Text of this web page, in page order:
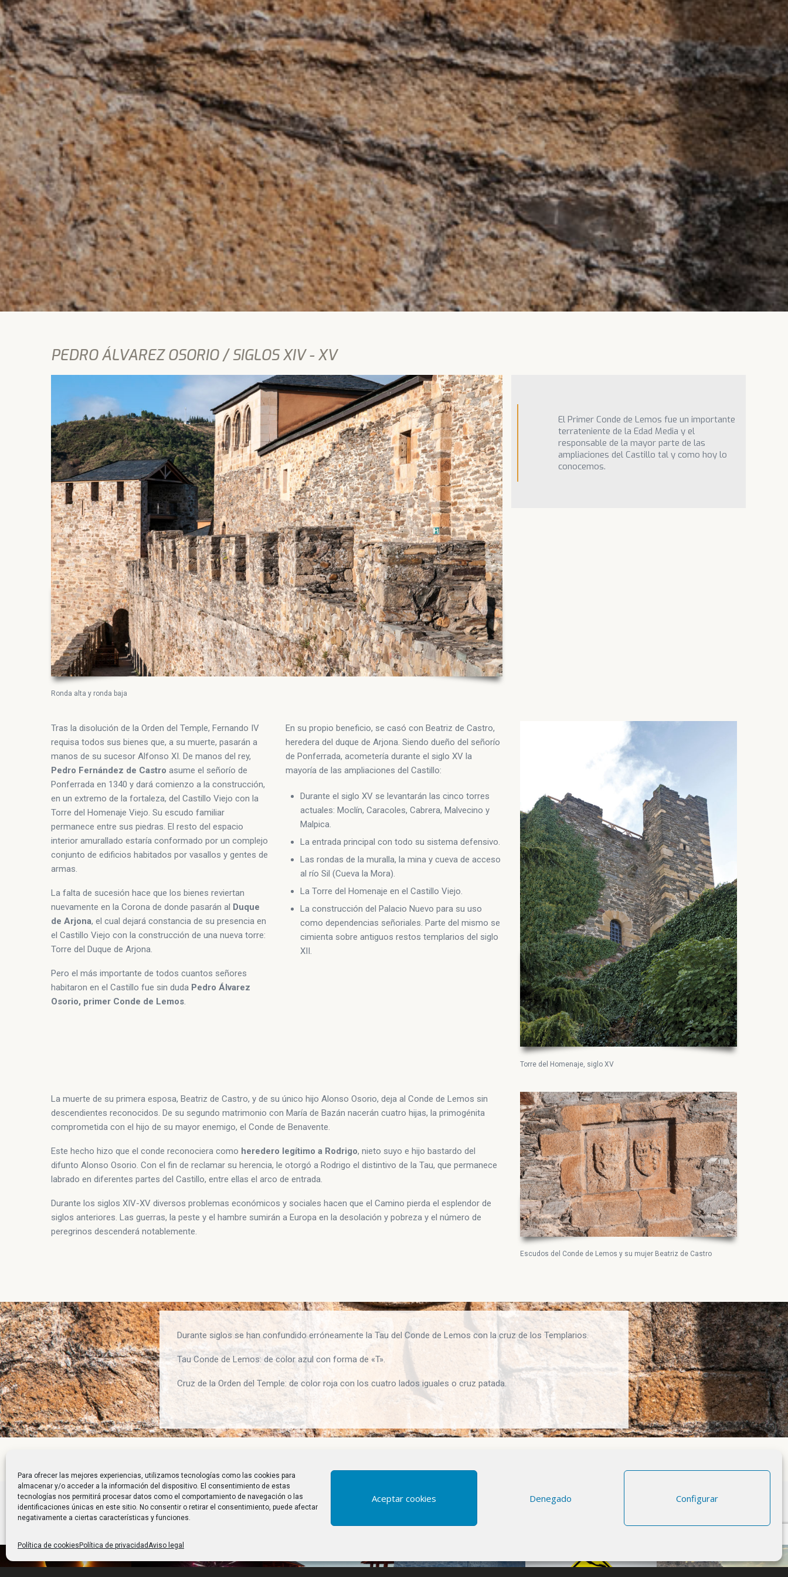
Para ofrecer las mejores experiencias, utilizamos tecnologías como las cookies para
almacenar y/o acceder a la información del dispositivo. El consentimiento de estas
tecnologías nos permitirá procesar datos como el comportamiento de navegación o las
identificaciones únicas en este sitio. No consentir o retirar el consentimiento, puede afectar
negativamente a ciertas características y funciones.
Aceptar cookies Denegado Configurar
Política de cookies Política de privacidadAviso legal
PEDRO ÁLVAREZ OSORIO / SIGLOS XIV - XV
Ronda alta y ronda baja
El Primer Conde de Lemos fue un importante
terrateniente de la Edad Media y el
responsable de la mayor parte de las
ampliaciones del Castillo tal y como hoy lo
conocemos.
Tras la disolución de la Orden del Temple, Fernando IV
requisa todos sus bienes que, a su muerte, pasarán a
manos de su sucesor Alfonso XI. De manos del rey,
Pedro Fernández de Castro asume el señorío de
Ponferrada en 1340 y dará comienzo a la construcción,
en un extremo de la fortaleza, del Castillo Viejo con la
Torre del Homenaje Viejo. Su escudo familiar
permanece entre sus piedras. El resto del espacio
interior amurallado estaría conformado por un complejo
conjunto de edificios habitados por vasallos y gentes de
armas.
La falta de sucesión hace que los bienes reviertan
nuevamente en la Corona de donde pasarán al Duque
de Arjona, el cual dejará constancia de su presencia en
el Castillo Viejo con la construcción de una nueva torre:
Torre del Duque de Arjona.
Pero el más importante de todos cuantos señores
habitaron en el Castillo fue sin duda Pedro Álvarez
Osorio, primer Conde de Lemos.
En su propio beneficio, se casó con Beatriz de Castro,
heredera del duque de Arjona. Siendo dueño del señorío
de Ponferrada, acometería durante el siglo XV la
mayoría de las ampliaciones del Castillo:
Durante el siglo XV se levantarán las cinco torres
actuales: Moclín, Caracoles, Cabrera, Malvecino y
Malpica.
La entrada principal con todo su sistema defensivo.
Las rondas de la muralla, la mina y cueva de acceso
al río Sil (Cueva la Mora).
La Torre del Homenaje en el Castillo Viejo.
La construcción del Palacio Nuevo para su uso
como dependencias señoriales. Parte del mismo se
cimienta sobre antiguos restos templarios del siglo
XII.
Torre del Homenaje, siglo XV
La muerte de su primera esposa, Beatriz de Castro, y de su único hijo Alonso Osorio, deja al Conde de Lemos sin
descendientes reconocidos. De su segundo matrimonio con María de Bazán nacerán cuatro hijas, la primogénita
comprometida con el hijo de su mayor enemigo, el Conde de Benavente.
Este hecho hizo que el conde reconociera como heredero legítimo a Rodrigo, nieto suyo e hijo bastardo del
difunto Alonso Osorio. Con el fin de reclamar su herencia, le otorgó a Rodrigo el distintivo de la Tau, que permanece
labrado en diferentes partes del Castillo, entre ellas el arco de entrada.
Durante los siglos XIV-XV diversos problemas económicos y sociales hacen que el Camino pierda el esplendor de
siglos anteriores. Las guerras, la peste y el hambre sumirán a Europa en la desolación y pobreza y el número de
peregrinos descenderá notablemente.
Escudos del Conde de Lemos y su mujer Beatriz de Castro
Durante siglos se han confundido erróneamente la Tau del Conde de Lemos con la cruz de los Templarios.
Tau Conde de Lemos: de color azul con forma de «T».
Cruz de la Orden del Temple: de color roja con los cuatro lados iguales o cruz patada.
Últimas publicaciones